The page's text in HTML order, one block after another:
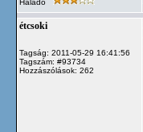
Haladó
étcsoki
Tagság: 2011-05-29 16:41:56
Tagszám: #93734
Hozzászólások: 262